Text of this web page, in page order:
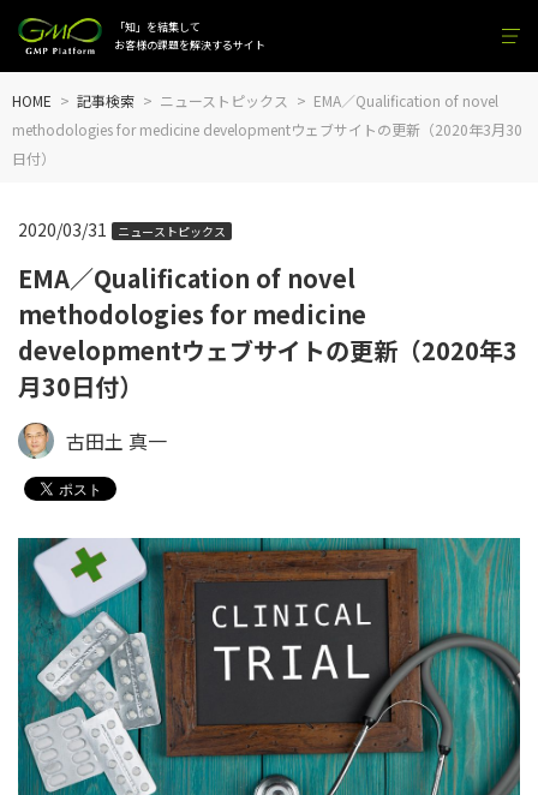
「知」を結集して
お客様の課題を解決するサイト
HOME 記事検索 ニューストピックス
EMA／Qualification of novel
methodologies for medicine developmentウェブサイトの更新（2020年3月30
日付）
EMA／Qualification of novel
methodologies for medicine
developmentウェブサイトの更新（2020年3
月30日付）
2020/03/31 ニューストピックス
古田土 真一